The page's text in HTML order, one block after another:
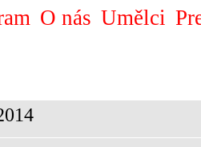
O nás Umělci